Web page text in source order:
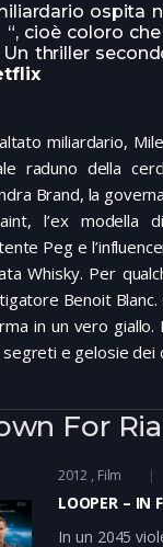
ospita
“, cioè coloro
Un thriller
miliardario,
raduno della
Brand, la
l’ex modella
Peg e
Whisky. Per
Benoit
in un vero giallo.
e gelosie dei
For
2012 Film
LOOPER – IN
In un 2045